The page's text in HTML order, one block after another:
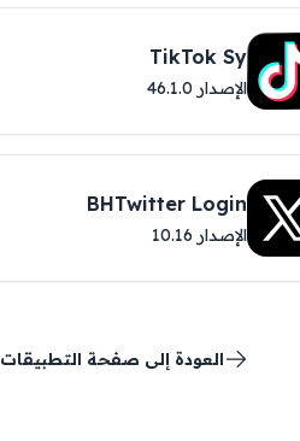
TikTok Sy
الإصدار 46.1.0
BHTwitter Login
الإصدار 10.16
العودة إلى صفحة التطبيقات